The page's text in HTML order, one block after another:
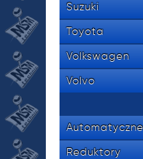
Suzuki
Toyota
Volkswagen
Volvo
Reduktory